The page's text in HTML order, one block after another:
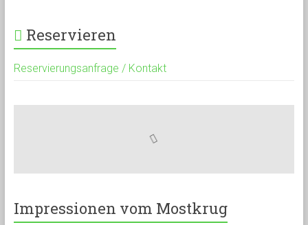
Reservieren
Reservierungsanfrage / Kontakt
Impressionen vom Mostkrug